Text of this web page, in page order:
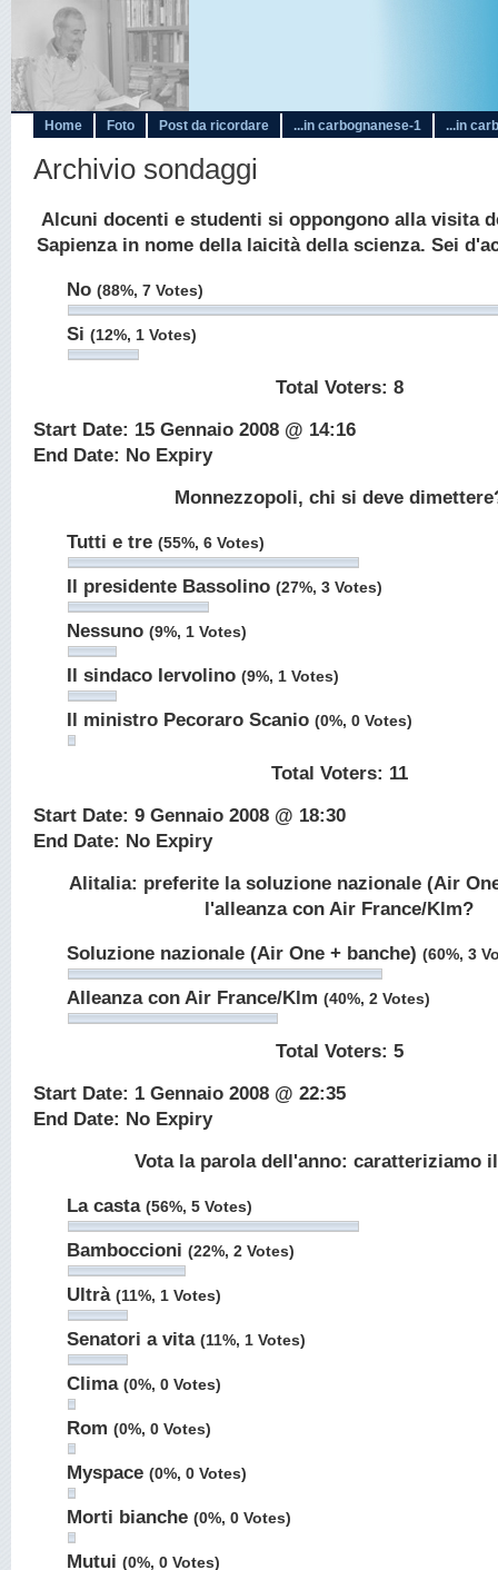
Home Foto Post da ricordare ...in carbognanese-1 ...in
Archivio sondaggi
Alcuni docenti e studenti si oppongono alla visita
Sapienza in nome della laicità della scienza. Sei
No (88%, 7 Votes)
Si (12%, 1 Votes)
Total Voters: 8
Start Date: 15 Gennaio 2008 @ 14:16
End Date: No Expiry
Monnezzopoli, chi si deve
Tutti e tre (55%, 6 Votes)
Il presidente Bassolino (27%, 3 Votes)
Nessuno (9%, 1 Votes)
Il sindaco Iervolino (9%, 1 Votes)
Il ministro Pecoraro Scanio (0%, 0 Votes)
Total Voters: 11
Start Date: 9 Gennaio 2008 @ 18:30
End Date: No Expiry
Alitalia: preferite la soluzione nazionale (Air
l'alleanza con Air France/Klm?
Soluzione nazionale (Air One + banche) (60%, 3
Alleanza con Air France/Klm (40%, 2 Votes)
Total Voters: 5
Start Date: 1 Gennaio 2008 @ 22:35
End Date: No Expiry
Vota la parola dell'anno: caratteriziamo il
La casta (56%, 5 Votes)
Bamboccioni (22%, 2 Votes)
Ultrà (11%, 1 Votes)
Senatori a vita (11%, 1 Votes)
Clima (0%, 0 Votes)
Rom (0%, 0 Votes)
Myspace (0%, 0 Votes)
Morti bianche (0%, 0 Votes)
Mutui (0%, 0 Votes)